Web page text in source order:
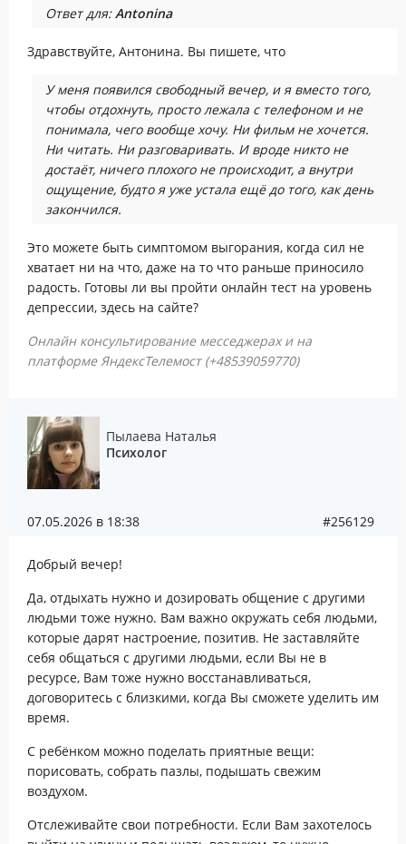
Ответ для:Antonina
Здравствуйте, Антонина. Вы пишете, что
У меня появился свободный вечер, и я вместо того,
чтобы отдохнуть, просто лежала с телефоном и не
понимала, чего вообще хочу. Ни фильм не хочется.
Ни читать. Ни разговаривать. И вроде никто не
достаёт, ничего плохого не происходит, а внутри
ощущение, будто я уже устала ещё до того, как день
закончился.
Это можете быть симптомом выгорания, когда сил не
хватает ни на что, даже на то что раньше приносило
радость. Готовы ли вы пройти онлайн тест на уровень
депрессии, здесь на сайте?
Онлайн консультирование месседжерах и на
платформе ЯндексТелемост (+48539059770)
Пылаева Наталья
Психолог
07.05.2026 в 18:38 #256129
Добрый вечер!
Да, отдыхать нужно и дозировать общение с другими
людьми тоже нужно. Вам важно окружать себя людьми,
которые дарят настроение, позитив. Не заставляйте
себя общаться с другими людьми, если Вы не в
ресурсе, Вам тоже нужно восстанавливаться,
договоритесь с близкими, когда Вы сможете уделить им
время.
С ребёнком можно поделать приятные вещи:
порисовать, собрать пазлы, подышать свежим
воздухом.
Отслеживайте свои потребности. Если Вам захотелось